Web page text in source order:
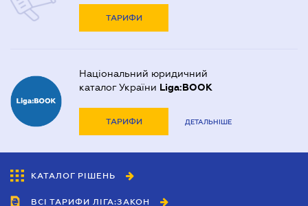
ТАРИФИ
Національний юридичний
каталог України Liga:BOOK
ТАРИФИ ДЕТАЛЬНІШЕ
КАТАЛОГ РІШЕНЬ
ВСІ ТАРИФИ ЛІГА:ЗАКОН